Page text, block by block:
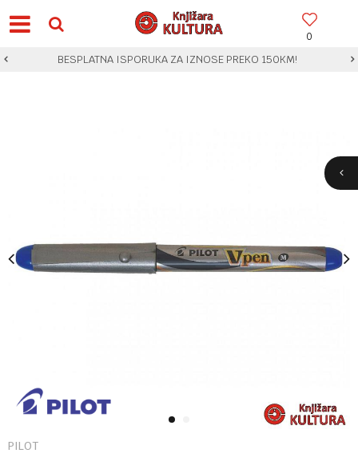
0
BESPLATNA ISPORUKA ZA IZNOSE PREKO 150KM!
1
PILOT